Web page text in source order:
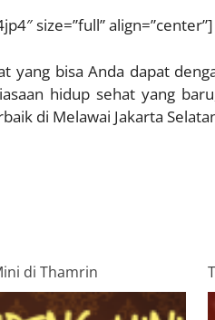
size=”full” align=”center”]
yang bisa Anda dapat
hidup sehat yang
di Melawai Jakarta
di Thamrin